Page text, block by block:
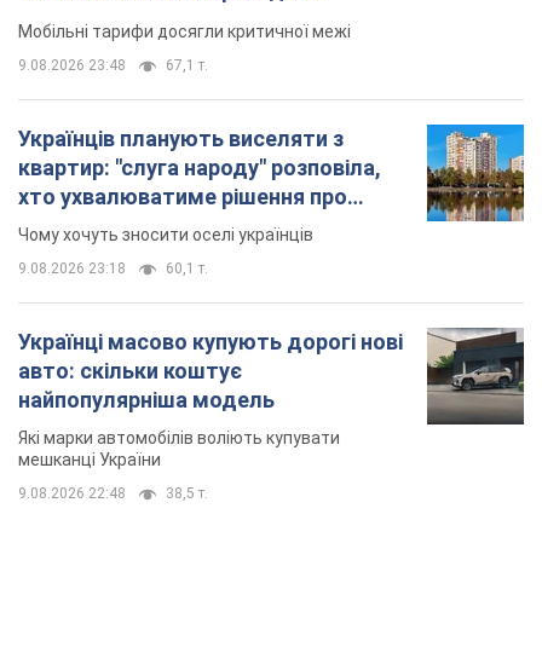
Мобільні тарифи досягли критичної межі
9.08.2026 23:48 67,1 т.
Українців планують виселяти з
квартир: "слуга народу" розповіла,
хто ухвалюватиме рішення про
знесення будинків
Чому хочуть зносити оселі українців
9.08.2026 23:18 60,1 т.
Українці масово купують дорогі нові
авто: скільки коштує
найпопулярніша модель
Які марки автомобілів воліють купувати
мешканці України
9.08.2026 22:48 38,5 т.